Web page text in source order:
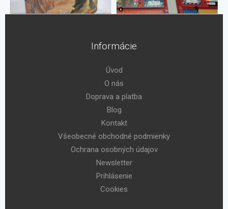
Informácie
Úvod
O nás
Doprava a platba
Blog
Kontakt
Všeobecné obchodné podmienky
Ochrana osobných údajov
Newsletter
Prihlásenie
Cookies